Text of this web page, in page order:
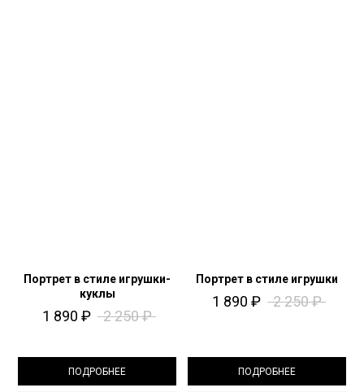
Портрет в стиле игрушки-
куклы
1 890 ₽ 2 250₽
ПОДРОБНЕЕ
Портрет в стиле игрушки
1 890 ₽ 2 250₽
ПОДРОБНЕЕ